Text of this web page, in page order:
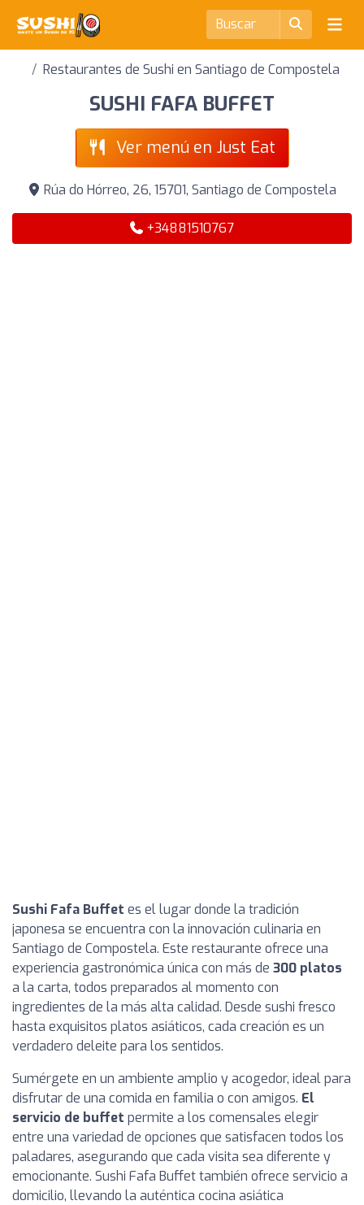
Restaurantes de Sushi en Santiago de Compostela
SUSHI FAFA BUFFET
Ver menú en Just Eat
Rúa do Hórreo, 26, 15701, Santiago de Compostela
+34881510767
Sushi Fafa Buffet es el lugar donde la tradición
japonesa se encuentra con la innovación culinaria en
Santiago de Compostela. Este restaurante ofrece una
experiencia gastronómica única con más de 300 platos
a la carta, todos preparados al momento con
ingredientes de la más alta calidad. Desde sushi fresco
hasta exquisitos platos asiáticos, cada creación es un
verdadero deleite para los sentidos.
Sumérgete en un ambiente amplio y acogedor, ideal para
disfrutar de una comida en familia o con amigos. El
servicio de buffet permite a los comensales elegir
entre una variedad de opciones que satisfacen todos los
paladares, asegurando que cada visita sea diferente y
emocionante. Sushi Fafa Buffet también ofrece servicio a
domicilio, llevando la auténtica cocina asiática